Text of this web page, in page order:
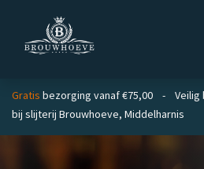
Gratis bezorging vanaf €75,00 -
bij slijterij Brouwhoeve, Middelharnis